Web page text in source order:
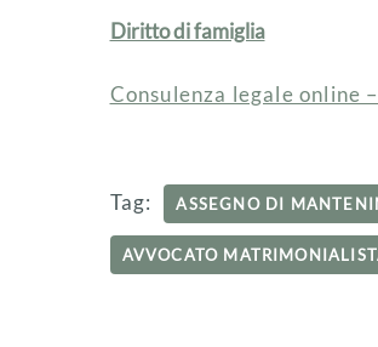
Diritto di famiglia
Consulenza legale online
Tag: ASSEGNO DI
AVVOCATO